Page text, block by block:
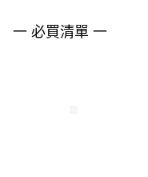
一 必買清單 一